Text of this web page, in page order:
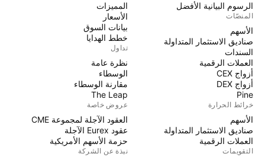
الرسوم البيانية الأفضل
المنصّات
الأسهم
صناديق الاستثمار المتداولة
السندات
العملات الرقمية
أزواج CEX
أزواج DEX
Pine
خرائط الحرارة
الأسهم
صناديق الاستثمار المتداولة
العملات الرقمية
التقويمات
المميزات
الأسعار
بيانات السوق
خطط الهدايا
تداول
نظرة عامة
الوسطاء
مقارنة الوسطاء
The Leap
عروض خاصة
العقود الآجلة لمجموعة CME
عقود Eurex الآجلة
حزمة الأسهم الأمريكية
نبذة عن الشركة